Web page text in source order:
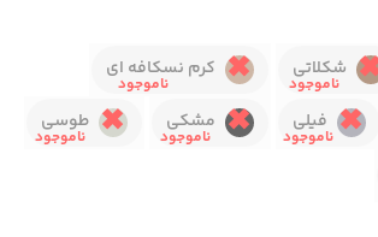
شکلاتی
کرم نسکافه ای
فیلی مشکی
طوسی